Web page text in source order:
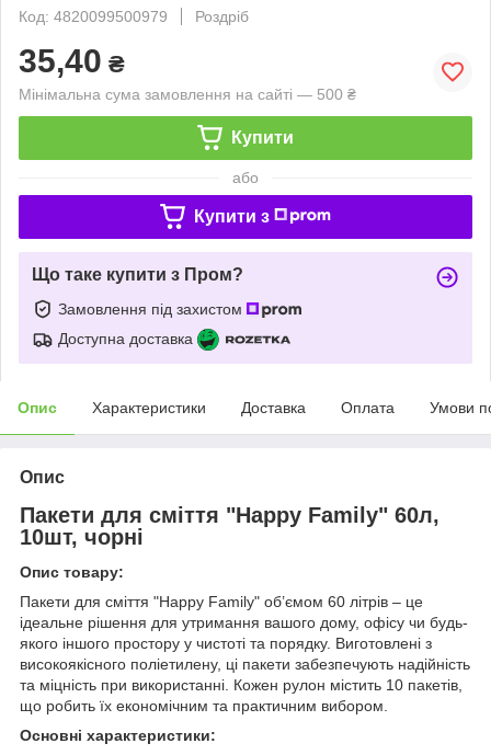
Код: 4820099500979
Роздріб
35,40 ₴
Мінімальна сума замовлення на сайті — 500 ₴
Купити
або
Купити з
Що таке купити з Пром?
Замовлення під захистом
Доступна доставка
Опис Характеристики Доставка Оплата Умови
Опис
Пакети для сміття "Happy Family" 60л,
10шт, чорні
Опис товару:
Пакети для сміття "Happy Family" об’ємом 60 літрів – це
ідеальне рішення для утримання вашого дому, офісу чи будь-
якого іншого простору у чистоті та порядку. Виготовлені з
високоякісного поліетилену, ці пакети забезпечують надійність
та міцність при використанні. Кожен рулон містить 10 пакетів,
що робить їх економічним та практичним вибором.
Основні характеристики: